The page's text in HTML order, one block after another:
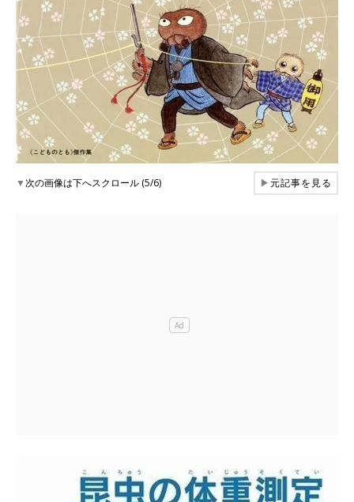
▼次の画像は下へスクロール (5/6) ▶元記事を見る